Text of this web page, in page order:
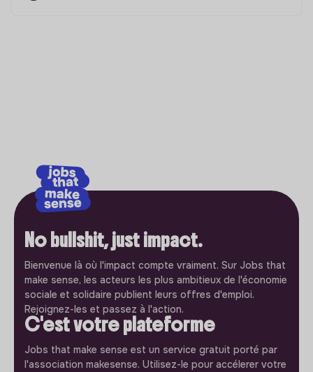
No bullshit, just impact.
Bienvenue là où l'impact compte vraiment. Sur Jobs that
make sense, les acteurs les plus ambitieux de l'économie
sociale et solidaire publient leurs offres d'emploi.
Rejoignez-les et passez à l'action.
C'est votre plateforme
Jobs that make sense est un service gratuit porté par
l'association makesense. Utilisez-le pour accélerer votre